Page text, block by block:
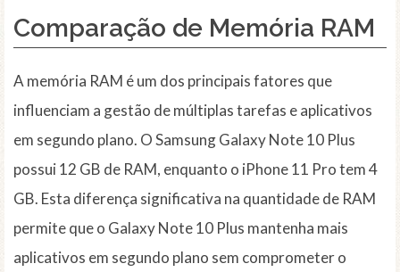
Comparação de Memória RAM
A memória RAM é um dos principais fatores que
influenciam a gestão de múltiplas tarefas e aplicativos
em segundo plano. O Samsung Galaxy Note 10 Plus
possui 12 GB de RAM, enquanto o iPhone 11 Pro tem 4
GB. Esta diferença significativa na quantidade de RAM
permite que o Galaxy Note 10 Plus mantenha mais
aplicativos em segundo plano sem comprometer o